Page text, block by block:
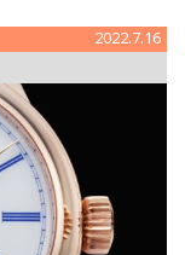
2022.7.16